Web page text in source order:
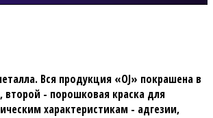
Вся продукция «OJ» покрашена в
- порошковая краска для
характеристикам - адгезии,